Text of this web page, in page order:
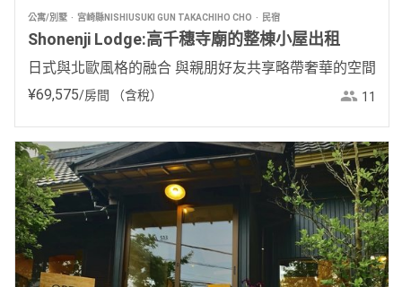
公寓/別墅 宮崎縣NISHIUSUKI GUN TAKACHIHO CHO 民宿
Shonenji Lodge:高千穗寺廟的整棟小屋出租
日式與北歐風格的融合 與親朋好友共享略帶奢華的空間
¥69,575/房間 （含稅） 11